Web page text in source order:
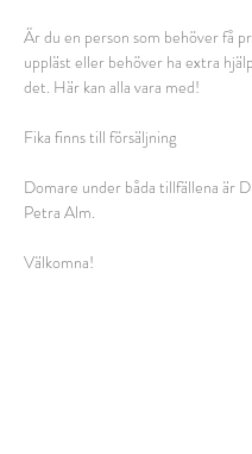
Är du en person som behöver få
uppläst eller behöver ha extra
det. Här kan alla vara med!
Fika finns till försäljning
Domare under båda tillfällena är
Petra Alm.
Välkomna!